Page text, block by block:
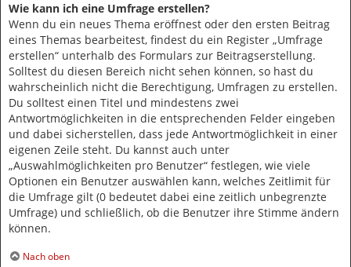
Wie kann ich eine Umfrage erstellen?
Wenn du ein neues Thema eröffnest oder den ersten Beitrag
eines Themas bearbeitest, findest du ein Register „Umfrage
erstellen“ unterhalb des Formulars zur Beitragserstellung.
Solltest du diesen Bereich nicht sehen können, so hast du
wahrscheinlich nicht die Berechtigung, Umfragen zu erstellen.
Du solltest einen Titel und mindestens zwei
Antwortmöglichkeiten in die entsprechenden Felder eingeben
und dabei sicherstellen, dass jede Antwortmöglichkeit in einer
eigenen Zeile steht. Du kannst auch unter
„Auswahlmöglichkeiten pro Benutzer“ festlegen, wie viele
Optionen ein Benutzer auswählen kann, welches Zeitlimit für
die Umfrage gilt (0 bedeutet dabei eine zeitlich unbegrenzte
Umfrage) und schließlich, ob die Benutzer ihre Stimme ändern
können.
Nach oben